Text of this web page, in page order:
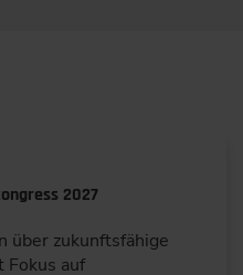
2027
über zukunftsfähige
Fokus auf